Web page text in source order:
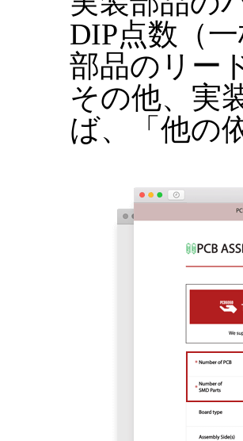
DIP点数（
部品のリー
その他、実
ば、「他の